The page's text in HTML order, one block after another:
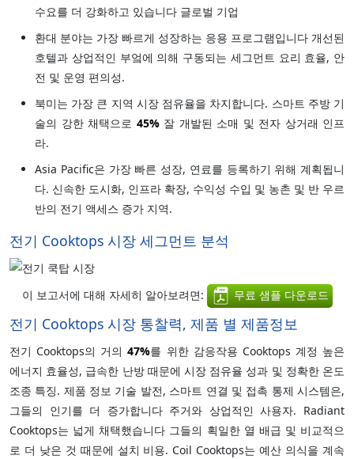
수요를 더 강화하고 있습니다 글로벌 기업
환대 분야는 가장 빠르게 성장하는 응용 프로그램입니다 개선된
호텔과 상업적인 부엌에 의해 구동되는 세그먼트 요리 효율, 안
전 및 운영 편의성.
북미는 가장 큰 지역 시장 점유율을 차지합니다. 스마트 주방 기
술의 강한 채택으로 45%잘 개발된 소매 및 전자 상거래 인프
라.
Asia Pacific은 가장 빠른 성장, 연료를 등록하기 위해 계획됩니
다. 신속한 도시화, 인프라 확장, 수익성 수입 및 농촌 및 반 우르
반의 전기 액세스 증가 지역.
전기 Cooktops 시장 세그먼트 분석
이 보고서에 대해 자세히 알아보려면: 무료 샘플 다운로드
전기 Cooktops 시장 통찰력, 제품 별 제품정보
전기 Cooktops의 거의47%를 위한 감응작용 Cooktops 계정 높은
에너지 효율성, 급속한 난방 때문에 시장 점유율 성과 및 정확한 온도
조종 특징. 제품 정보 기술 발전, 스마트 연결 및 접촉 통제 시스템은,
그들의 인기를 더 증가합니다 주거와 상업적인 사용자. Radiant
Cooktops는 넓게 채택했습니다 그들의 획일한 열 배급 및 비교적으
로 더 낮은 것 때문에 설치 비용. Coil Cooktops는 예산 의식을 계속